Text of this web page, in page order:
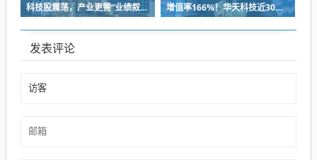
科技股震荡，产业更需“业绩叙事” 增值率166%！华天科技近30亿元并购下周上会，标的华羿微电曾终止IPO
发表评论